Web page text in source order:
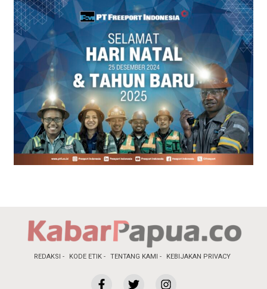
REDAKSI KODE ETIK TENTANG KAMI KEBIJAKAN PRIVACY